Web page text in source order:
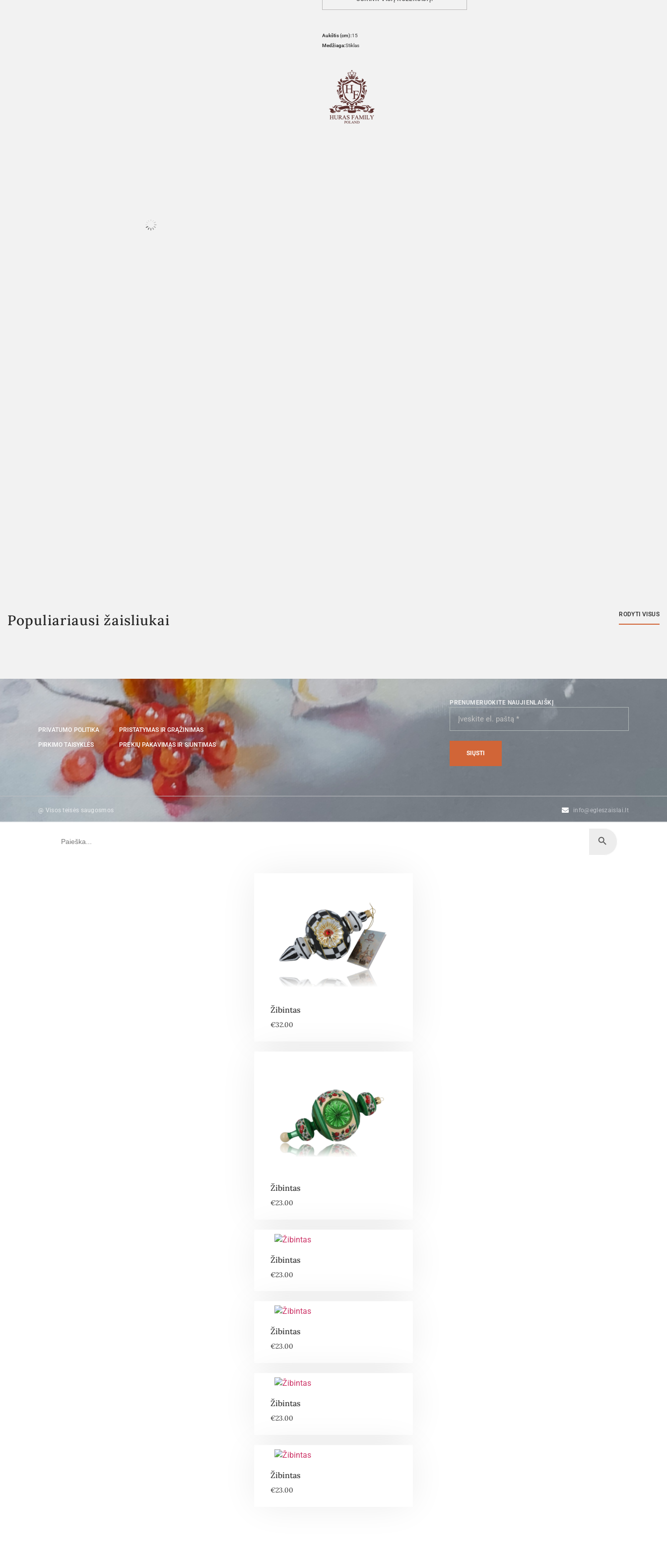
Aukštis (cm):15
Medžiaga:Stiklas
Populiariausi žaisliukai RODYTI VISUS
PRIVATUMO POLITIKA
PIRKIMO TAISYKLĖS
PRISTATYMAS IR GRĄŽINIMAS
PREKIŲ PAKAVIMAS IR SIUNTIMAS
PRENUMERUOKITE NAUJIENLAIŠKĮ
@ Visos teisės saugosmos info@egleszaislai.lt
Žibintas
€32.00
Žibintas
€23.00
Žibintas
€23.00
Žibintas
€23.00
Žibintas
€23.00
Žibintas
€23.00